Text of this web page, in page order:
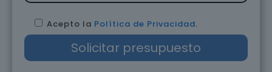
Acepto la Política de Privacidad.